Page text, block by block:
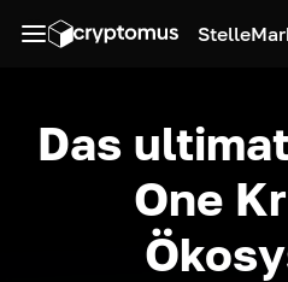
Stelle
Das
One